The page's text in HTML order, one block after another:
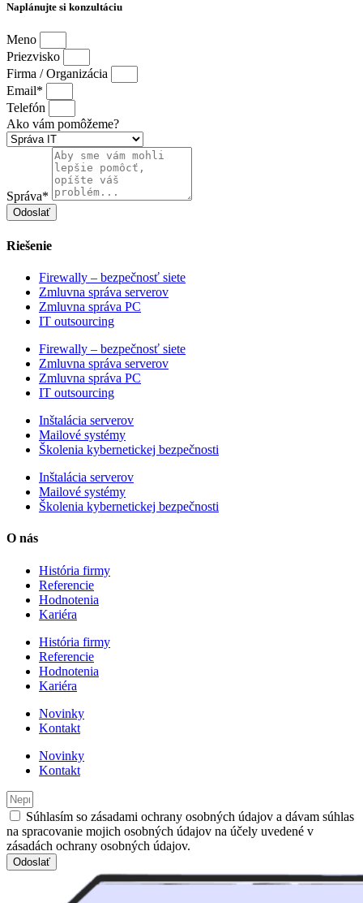
Naplánujte si konzultáciu
Meno
Priezvisko
Firma / Organizácia
Email*
Telefón
Ako vám pomôžeme?
Správa*
Odoslať
Riešenie
Firewally – bezpečnosť siete
Zmluvna správa serverov
Zmluvna správa PC
IT outsourcing
Firewally – bezpečnosť siete
Zmluvna správa serverov
Zmluvna správa PC
IT outsourcing
Inštalácia serverov
Mailové systémy
Školenia kybernetickej bezpečnosti
Inštalácia serverov
Mailové systémy
Školenia kybernetickej bezpečnosti
O nás
História firmy
Referencie
Hodnotenia
Kariéra
História firmy
Referencie
Hodnotenia
Kariéra
Novinky
Kontakt
Novinky
Kontakt
Súhlasím so zásadami ochrany osobných údajov a dávam súhlas
na spracovanie mojich osobných údajov na účely uvedené v
zásadách ochrany osobných údajov.
Odoslať